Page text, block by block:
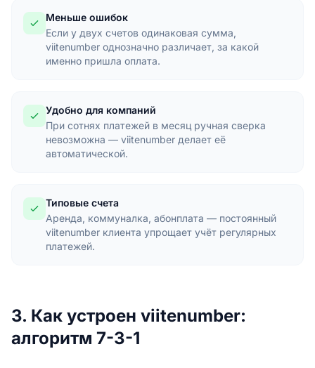
Меньше ошибок
Если у двух счетов одинаковая сумма,
viitenumber однозначно различает, за какой
именно пришла оплата.
Удобно для компаний
При сотнях платежей в месяц ручная сверка
невозможна — viitenumber делает её
автоматической.
Типовые счета
Аренда, коммуналка, абонплата — постоянный
viitenumber клиента упрощает учёт регулярных
платежей.
3. Как устроен viitenumber:
алгоритм 7-3-1